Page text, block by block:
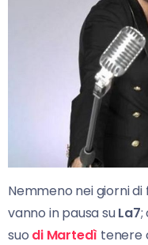
Nemmeno nei giorni
vanno in pausa suLa7;
suo di Martedì tenere